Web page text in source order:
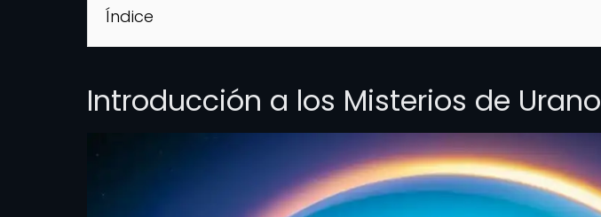
Índice
Introducción a los Misterios de Urano